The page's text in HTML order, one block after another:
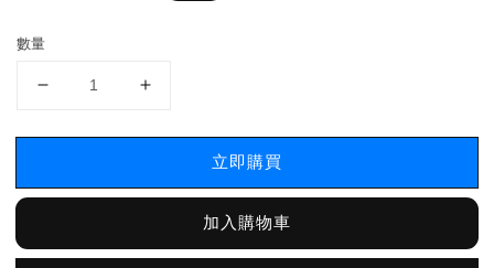
數量
立即購買
加入購物車